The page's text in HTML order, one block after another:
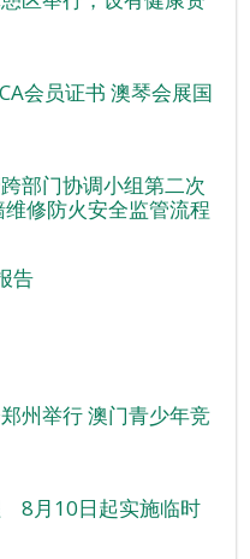
会员证书 澳琴会展国
部门协调小组第二次
修防火安全监管流程
告
州举行 澳门青少年竞
8月10日起实施临时